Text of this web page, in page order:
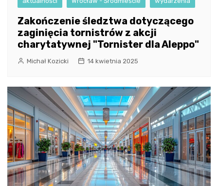
Zakończenie śledztwa dotyczącego
zaginięcia tornistrów z akcji
charytatywnej "Tornister dla Aleppo"
Michał Kozicki 14 kwietnia 2025